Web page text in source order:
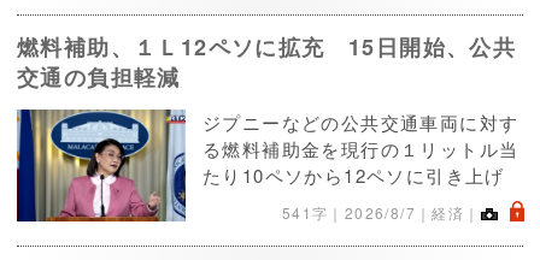
燃料補助、１Ｌ12ペソに拡充 15日開始、公共
交通の負担軽減
ジプニーなどの公共交通車両に対す
る燃料補助金を現行の１リットル当
たり10ペソから12ペソに引き上げ
541字｜ 2026/8/7 ｜経済｜ .